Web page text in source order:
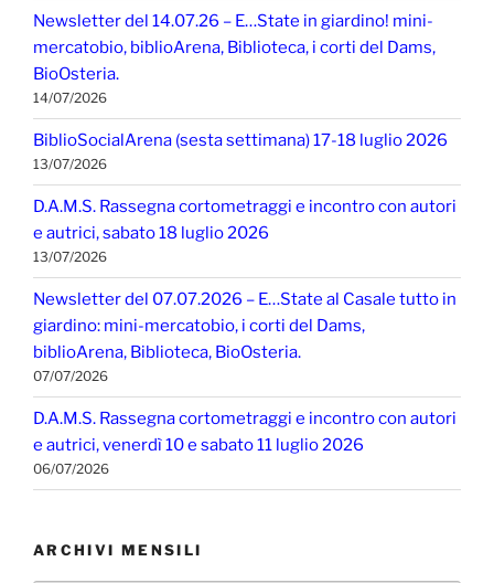
Newsletter del 14.07.26 – E…State in giardino! mini-
mercatobio, biblioArena, Biblioteca, i corti del Dams,
BioOsteria.
14/07/2026
BiblioSocialArena (sesta settimana) 17-18 luglio 2026
13/07/2026
D.A.M.S. Rassegna cortometraggi e incontro con autori
e autrici, sabato 18 luglio 2026
13/07/2026
Newsletter del 07.07.2026 – E…State al Casale tutto in
giardino: mini-mercatobio, i corti del Dams,
biblioArena, Biblioteca, BioOsteria.
07/07/2026
D.A.M.S. Rassegna cortometraggi e incontro con autori
e autrici, venerdì 10 e sabato 11 luglio 2026
06/07/2026
ARCHIVI MENSILI